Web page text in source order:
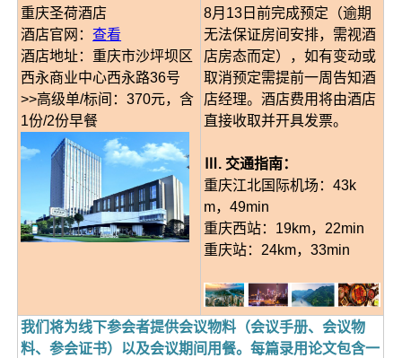
重庆圣荷酒店
酒店官网：查看
酒店地址：重庆市沙坪坝区
西永商业中心西永路36号
>>高级单/标间：370元，含
1份/2份早餐
8月13日前完成预定（逾期
无法保证房间安排，需视酒
店房态而定），如有变动或
取消预定需提前一周告知酒
店经理。酒店费用将由酒店
直接收取并开具发票。
Ⅲ. 交通指南：
重庆江北国际机场：43k
m，49min
重庆西站：19km，22min
重庆站：24km，33min
我们将为线下参会者提供会议物料（会议手册、会议物
料、参会证书）以及会议期间用餐。每篇录用论文包含一